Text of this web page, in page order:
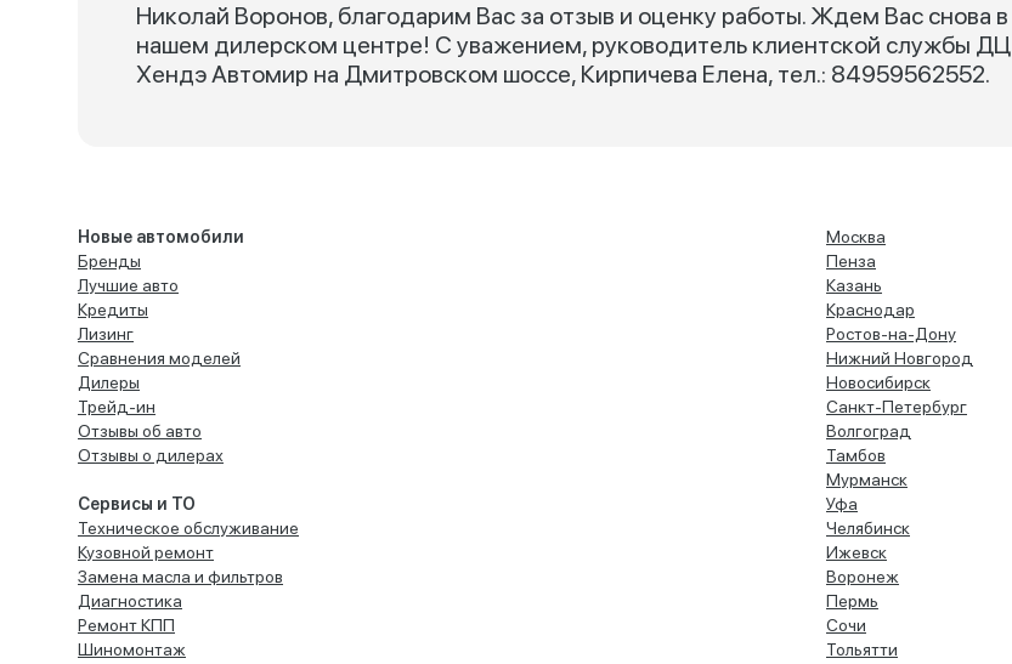
Николай Воронов, благодарим Вас за отзыв и оценку работы. Ждем Вас снова в
нашем дилерском центре! С уважением, руководитель клиентской службы ДЦ
Хендэ Автомир на Дмитровском шоссе, Кирпичева Елена, тел.: 84959562552.
Новые автомобили
Бренды
Лучшие авто
Кредиты
Лизинг
Сравнения моделей
Дилеры
Трейд-ин
Отзывы об авто
Отзывы о дилерах
Сервисы и ТО
Техническое обслуживание
Кузовной ремонт
Замена масла и фильтров
Диагностика
Ремонт КПП
Шиномонтаж
Москва
Пенза
Казань
Краснодар
Ростов-на-Дону
Нижний Новгород
Новосибирск
Санкт-Петербург
Волгоград
Тамбов
Мурманск
Уфа
Челябинск
Ижевск
Воронеж
Пермь
Сочи
Тольятти